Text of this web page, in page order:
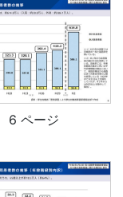
6 ページ